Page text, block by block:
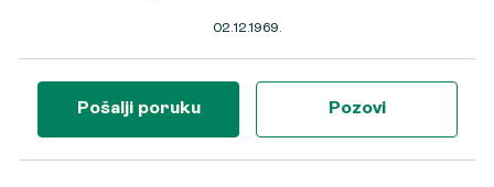
02.12.1969.
Pošalji poruku Pozovi